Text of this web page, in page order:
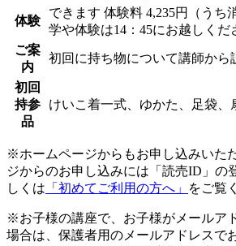
体験
できます 体験料 4,235円（うち
学や体験は14：45にお越しくだ
ご案
内
初回に持ち物について講師から
初回
持参
品
けいこ着一式、ゆかた、足袋、
※ホームページからもお申し込みいた
ジからのお申し込みには「読売ID」の
しくは 「初めてご利用の方へ」 をご覧
※お子様の講座で、お子様がメールア
場合は、保護者用のメールアドレスで